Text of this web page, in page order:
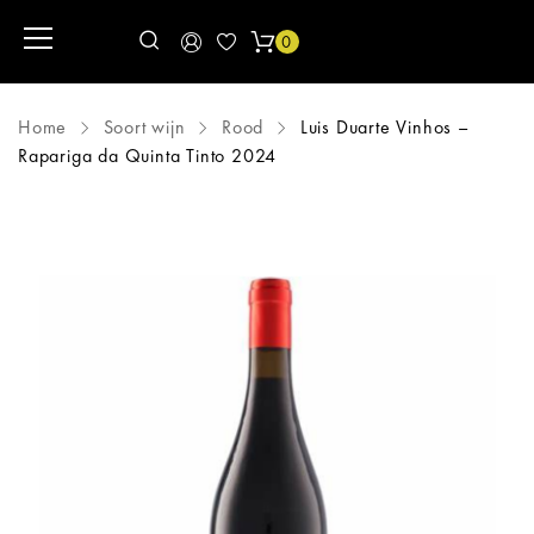
0
Home Soort wijn Rood
Luis Duarte Vinhos –
Rapariga da Quinta Tinto 2024